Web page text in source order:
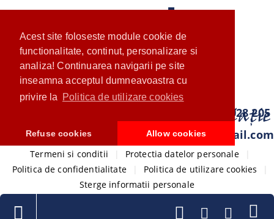
Acest site foloseste module cookie de
functionalitate, continut, personalizare si
analiza! Continuarea navigarii pe site
inseamna acceptul dumneavoastra cu
privire la
Politica de utilizare cookies
Refuse cookies Allow cookies
0733 028 205
com.ventistore@gmail.com
Termeni si conditii Protectia datelor personale
Politica de confidentialitate
Politica de utilizare cookies
Sterge informatii personale